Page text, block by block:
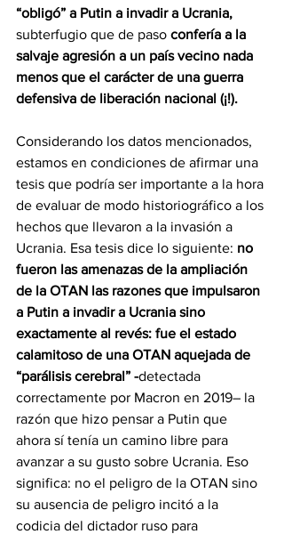
“obligó” a Putin a invadir a Ucrania,
subterfugio que de paso confería a la
salvaje agresión a un país vecino nada
menos que el carácter de una guerra
defensiva de liberación nacional (¡!).
Considerando los datos mencionados,
estamos en condiciones de afirmar una
tesis que podría ser importante a la hora
de evaluar de modo historiográfico a los
hechos que llevaron a la invasión a
Ucrania. Esa tesis dice lo siguiente: no
fueron las amenazas de la ampliación
de la OTAN las razones que impulsaron
a Putin a invadir a Ucrania sino
exactamente al revés: fue el estado
calamitoso de una OTAN aquejada de
“parálisis cerebral” -detectada
correctamente por Macron en 2019– la
razón que hizo pensar a Putin que
ahora sí tenía un camino libre para
avanzar a su gusto sobre Ucrania. Eso
significa: no el peligro de la OTAN sino
su ausencia de peligro incitó a la
codicia del dictador ruso para